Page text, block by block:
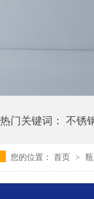
热门关键词： 不锈
您的位置： 首页 >